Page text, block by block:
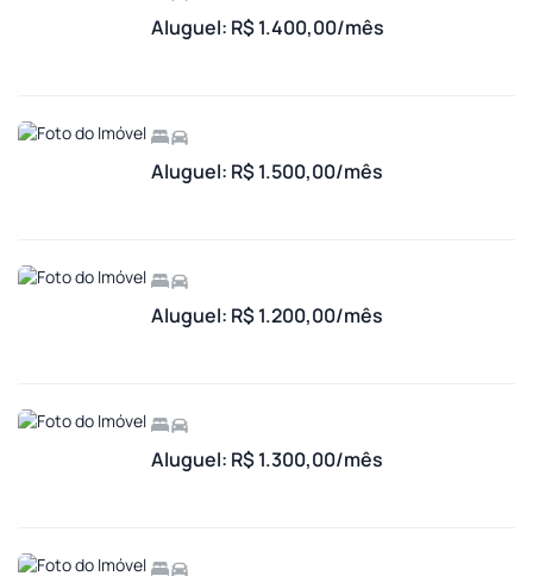
Aluguel: R$ 1.400,00/mês
Aluguel: R$ 1.500,00/mês
Aluguel: R$ 1.200,00/mês
Aluguel: R$ 1.300,00/mês